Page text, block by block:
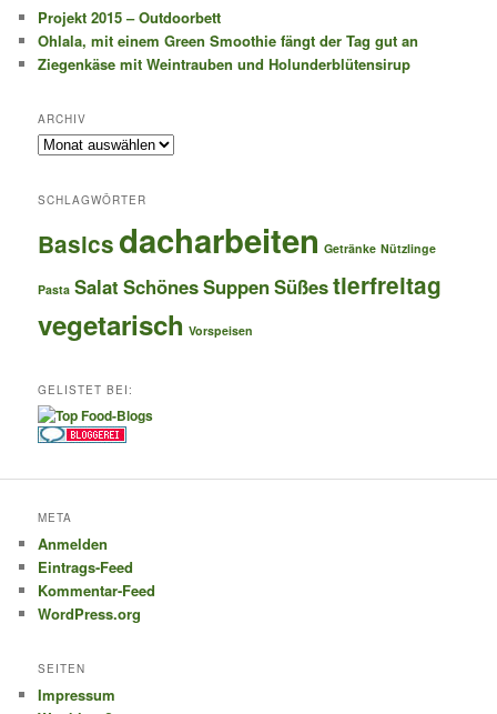
Projekt 2015 – Outdoorbett
Ohlala, mit einem Green Smoothie fängt der Tag gut an
Ziegenkäse mit Weintrauben und Holunderblütensirup
ARCHIV
Archiv
SCHLAGWÖRTER
Basicsdacharbeiten Getränke Nützlinge
Pasta Salat SchönesSuppenSüßestierfreitag
vegetarisch Vorspeisen
GELISTET BEI:
META
Anmelden
Eintrags-Feed
Kommentar-Feed
WordPress.org
SEITEN
Impressum